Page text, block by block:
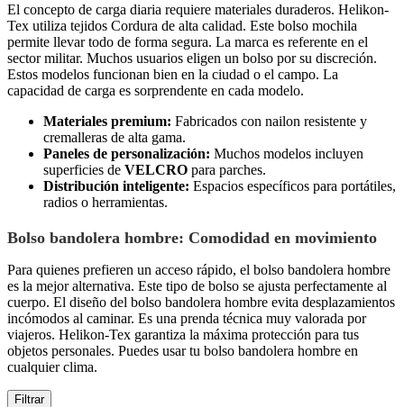
El concepto de carga diaria requiere materiales duraderos. Helikon-
Tex utiliza tejidos Cordura de alta calidad. Este bolso mochila
permite llevar todo de forma segura. La marca es referente en el
sector militar. Muchos usuarios eligen un bolso por su discreción.
Estos modelos funcionan bien en la ciudad o el campo. La
capacidad de carga es sorprendente en cada modelo.
Materiales premium: Fabricados con nailon resistente y
cremalleras de alta gama.
Paneles de personalización: Muchos modelos incluyen
superficies de VELCRO para parches.
Distribución inteligente: Espacios específicos para portátiles,
radios o herramientas.
Bolso bandolera hombre: Comodidad en movimiento
Para quienes prefieren un acceso rápido, el bolso bandolera hombre
es la mejor alternativa. Este tipo de bolso se ajusta perfectamente al
cuerpo. El diseño del bolso bandolera hombre evita desplazamientos
incómodos al caminar. Es una prenda técnica muy valorada por
viajeros. Helikon-Tex garantiza la máxima protección para tus
objetos personales. Puedes usar tu bolso bandolera hombre en
cualquier clima.
Filtrar